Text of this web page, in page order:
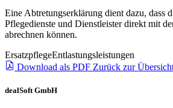
Eine Abtretungserklärung dient dazu, dass
Pflegedienste und Dienstleister direkt mit
abrechnen können.
ErsatzpflegeEntlastungsleistungen
Download als PDF Zurück zur
dealSoft GmbH